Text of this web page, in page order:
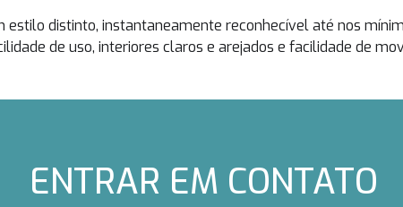
estilo distinto, instantaneamente reconhecível até nos
de uso, interiores claros e arejados e facilidade de
ENTRAR EM CONTATO